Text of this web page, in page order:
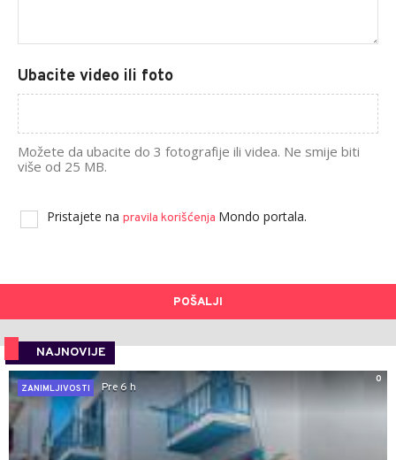
Ubacite video ili foto
Možete da ubacite do 3 fotografije ili videa. Ne smije biti
više od 25 MB.
Pristajete na pravila korišćenja Mondo portala.
POŠALJI
NAJNOVIJE
0
ZANIMLJIVOSTI
Pre 6 h